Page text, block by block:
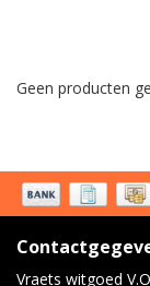
Geen producten
Vraets witgoed